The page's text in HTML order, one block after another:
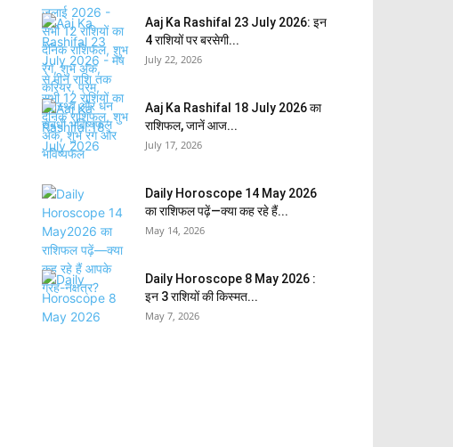
Aaj Ka Rashifal 23 July 2026: इन
4 राशियों पर बरसेगी...
July 22, 2026
Aaj Ka Rashifal 18 July 2026 का
राशिफल, जानें आज...
July 17, 2026
Daily Horoscope 14 May 2026
का राशिफल पढ़ें—क्या कह रहे हैं...
May 14, 2026
Daily Horoscope 8 May 2026 :
इन 3 राशियों की किस्मत...
May 7, 2026